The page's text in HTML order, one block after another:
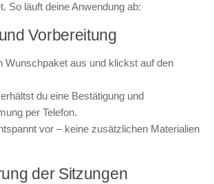
So läuft deine Anwendung ab:
Vorbereitung
Wunschpaket aus und klickst auf den
du eine Bestätigung und
per Telefon.
vor – keine zusätzlichen Materialien
der Sitzungen